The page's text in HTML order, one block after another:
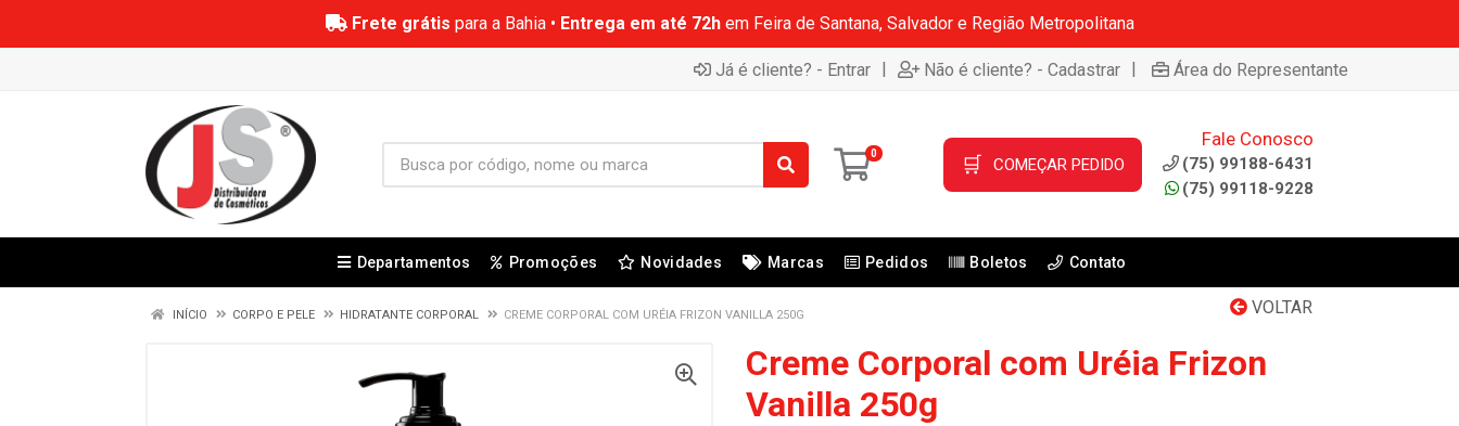
Frete grátis para a Bahia • Entrega em até 72hem Feira de Santana, Salvador e Região Metropolitana
Já é cliente? - Entrar | Não é cliente? - Cadastrar | Área do Representante
0 🛒 COMEÇAR PEDIDO
Fale Conosco
(75) 99188-6431
(75) 99118-9228
Departamentos Promoções Novidades Marcas Pedidos Boletos Contato
VOLTAR
INÍCIO CORPO E PELE HIDRATANTE CORPORAL CREME CORPORAL COM URÉIA FRIZON VANILLA 250G
Creme Corporal com Uréia Frizon
Vanilla 250g